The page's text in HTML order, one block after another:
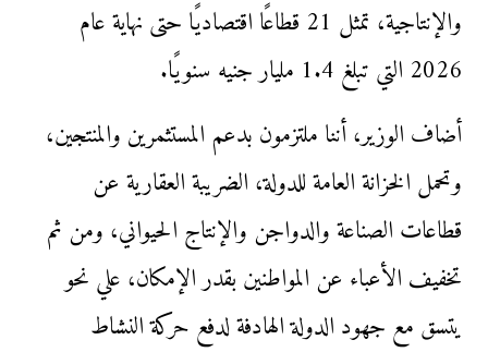
والإنتاجية، تمثل 21 قطاعًا اقتصاديًا حتى نهاية عام
2026 التي تبلغ 1.4 مليار جنيه سنويًا.
أضاف الوزير، أننا ملتزمون بدعم المستثمرين والمنتجين،
وتحمل الخزانة العامة للدولة، الضريبة العقارية عن
قطاعات الصناعة والدواجن والإنتاج الحيواني، ومن ثم
تخفيف الأعباء عن المواطنين بقدر الإمكان، علي نحو
يتسق مع جهود الدولة الهادفة لدفع حركة النشاط